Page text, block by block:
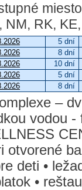
NM, RK,
5 dní
8 dní
10 dní
5 dní
8 dní
–
vodou -
otvorené
deti •
•